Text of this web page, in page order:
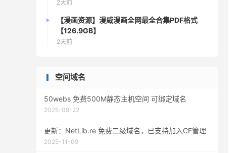
2天前
【漫画资源】漫威漫画全网最全合集PDF格式
【126.9GB】
2天前
空间域名
50webs 免费500M静态主机空间 可绑定域名
2025-09-22
更新：NetLib.re 免费二级域名，已支持加入CF管理
2025-11-09